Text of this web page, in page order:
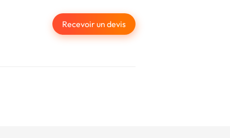
Recevoir un devis